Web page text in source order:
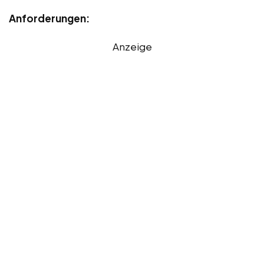
Anforderungen:
Anzeige